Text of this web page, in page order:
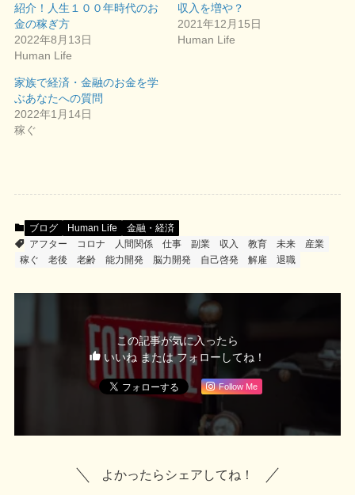
紹介！人生１００年時代のお
金の稼ぎ方
2022年8月13日
Human Life
収入を増や？
2021年12月15日
Human Life
家族で経済・金融のお金を学
ぶあなたへの質問
2022年1月14日
稼ぐ
ブログ Human Life
金融・経済
アフター
コロナ 人間関係 仕事 副業 収入 教育 未来
産業
稼ぐ
老後 老齢 能力開発 脳力開発 自己啓発 解雇 退職
この記事が気に入ったら
いいね または フォローしてね！
Follow Me
よかったらシェアしてね！